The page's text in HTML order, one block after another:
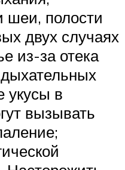
шеи, полости
двух случаях
из-за отека
укусы в
вызывать